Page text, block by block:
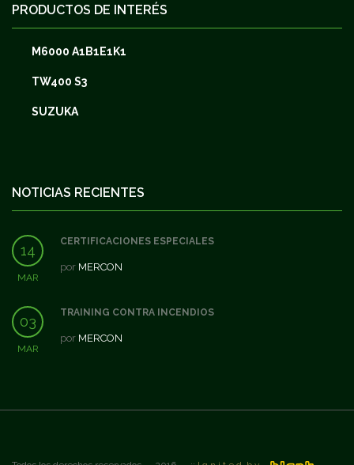
PRODUCTOS DE INTERÉS
M6000 A1B1E1K1
TW400 S3
SUZUKA
NOTICIAS RECIENTES
14
MAR
CERTIFICACIONES ESPECIALES
por MERCON
03
MAR
TRAINING CONTRA INCENDIOS
por MERCON